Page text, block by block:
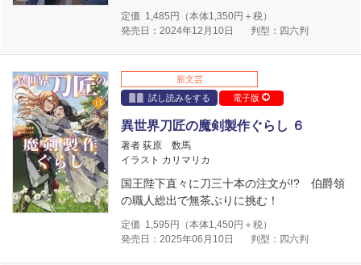
定価 1,485 円（本体1,350円＋税）
発売日：2024年12月10日
判型：四六判
新文芸
試し読みをする
電子版
異世界刀匠の魔剣製作ぐらし ６
著者 荻原 数馬
イラスト カリマリカ
国王陛下直々に刀三十本の注文が!? 伯爵領
の職人総出で無茶ぶりに挑む！
定価 1,595 円（本体1,450円＋税）
発売日：2025年06月10日
判型：四六判